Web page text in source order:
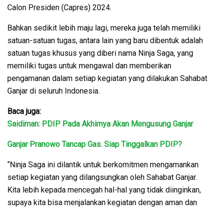
Calon Presiden (Capres) 2024.
Bahkan sedikit lebih maju lagi, mereka juga telah memiliki
satuan-satuan tugas, antara lain yang baru dibentuk adalah
satuan tugas khusus yang diberi nama Ninja Saga, yang
memiliki tugas untuk mengawal dan memberikan
pengamanan dalam setiap kegiatan yang dilakukan Sahabat
Ganjar di seluruh Indonesia.
Baca juga:
Saidiman: PDIP Pada Akhirnya Akan Mengusung Ganjar
Ganjar Pranowo Tancap Gas. Siap Tinggalkan PDIP?
“Ninja Saga ini dilantik untuk berkomitmen mengamankan
setiap kegiatan yang dilangsungkan oleh Sahabat Ganjar.
Kita lebih kepada mencegah hal-hal yang tidak diinginkan,
supaya kita bisa menjalankan kegiatan dengan aman dan